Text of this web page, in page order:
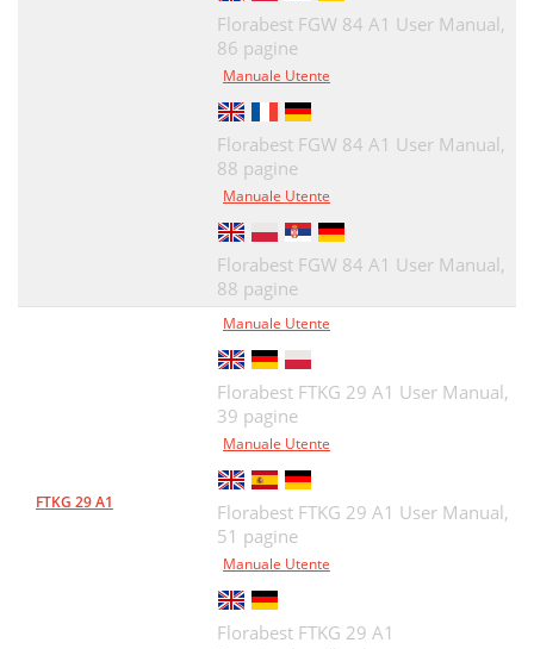
Florabest FGW 84 A1 User Manual,
86 pagine
Manuale Utente
Florabest FGW 84 A1 User Manual,
88 pagine
Manuale Utente
Florabest FGW 84 A1 User Manual,
88 pagine
FTKG 29 A1
Manuale Utente
Florabest FTKG 29 A1 User Manual,
39 pagine
Manuale Utente
Florabest FTKG 29 A1 User Manual,
51 pagine
Manuale Utente
Florabest FTKG 29 A1